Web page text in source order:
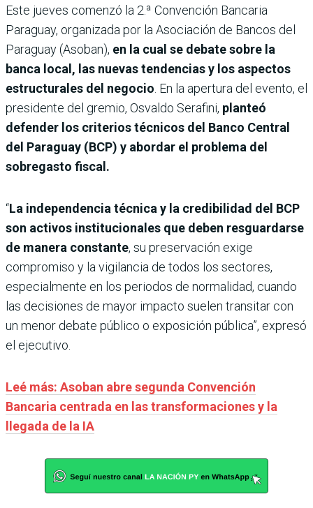
Este jueves comenzó la 2.ª Convención Bancaria
Paraguay, organizada por la Asociación de Bancos del
Paraguay (Asoban), en la cual se debate sobre la
banca local, las nuevas tendencias y los aspectos
estructurales del negocio. En la apertura del evento, el
presidente del gremio, Osvaldo Serafini, planteó
defender los criterios técnicos del Banco Central
del Paraguay (BCP) y abordar el problema del
sobregasto fiscal.
“La independencia técnica y la credibilidad del BCP
son activos institucionales que deben resguardarse
de manera constante, su preservación exige
compromiso y la vigilancia de todos los sectores,
especialmente en los periodos de normalidad, cuando
las decisiones de mayor impacto suelen transitar con
un menor debate público o exposición pública”, expresó
el ejecutivo.
Leé más: Asoban abre segunda Convención
Bancaria centrada en las transformaciones y la
llegada de la IA